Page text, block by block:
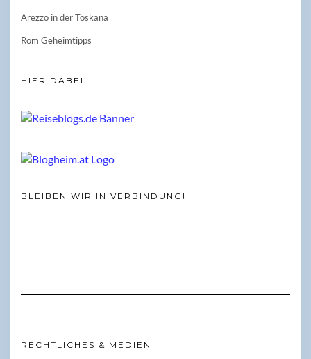
Arezzo in der Toskana
Rom Geheimtipps
HIER DABEI
BLEIBEN WIR IN VERBINDUNG!
RECHTLICHES & MEDIEN